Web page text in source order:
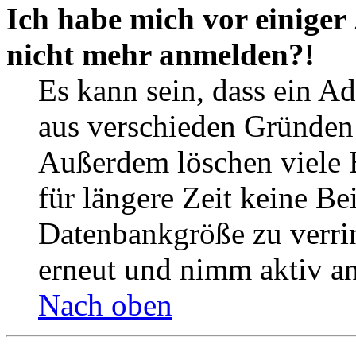
Ich habe mich vor
nicht mehr anmelden?!
Es kann sein, dass ein
aus verschieden
Außerdem löschen viele
für längere Zeit keine
Datenbankgröße zu
erneut und nimm aktiv
Nach oben